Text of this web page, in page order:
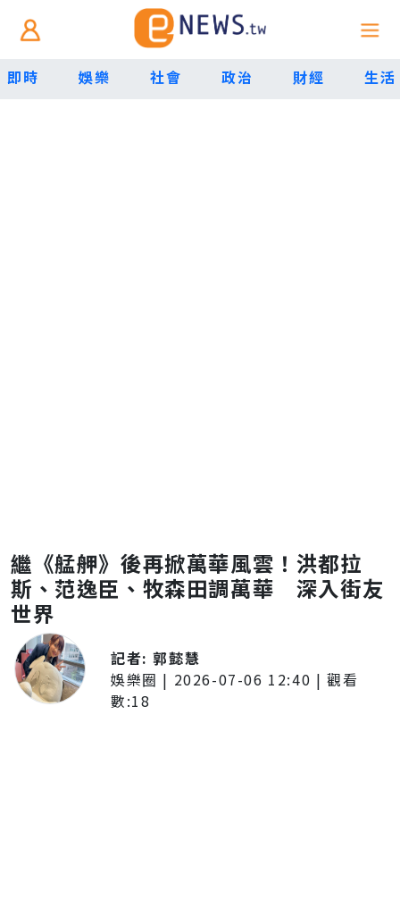
即時 娛樂 社會 政治 財經 生活
繼《艋舺》後再掀萬華風雲！洪都拉
斯、范逸臣、牧森田調萬華 深入街友
世界
記者:郭懿慧
娛樂圈 | 2026-07-06 12:40 | 觀看
數:18